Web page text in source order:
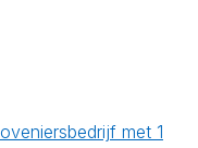
met 1